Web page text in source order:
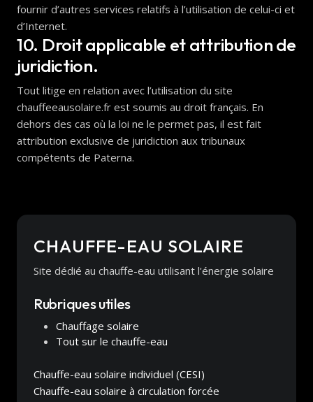
fournir d’autres services relatifs à l’utilisation de celui-ci et
d’Internet.
10. Droit applicable et attribution de
juridiction.
Tout litige en relation avec l’utilisation du site
chauffeeausolaire.fr est soumis au droit français. En
dehors des cas où la loi ne le permet pas, il est fait
attribution exclusive de juridiction aux tribunaux
compétents de Paterna.
CHAUFFE-EAU SOLAIRE
Site dédié au chauffe-eau utilisant l'énergie solaire
Rubriques utiles
Chauffage solaire
Tout sur le chauffe-eau
Chauffe-eau solaire individuel (CESI)
Chauffe-eau solaire à circulation forcée